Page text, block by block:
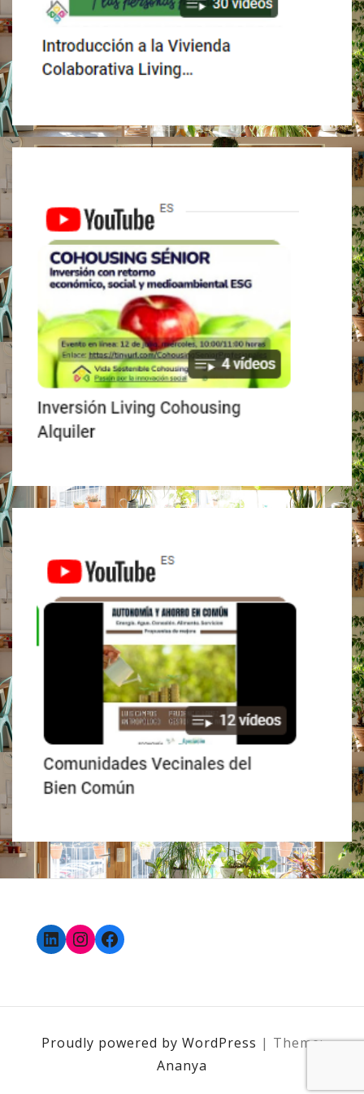
LinkedIn
Instagram
Facebook
Proudly powered by WordPress | Theme:
Ananya